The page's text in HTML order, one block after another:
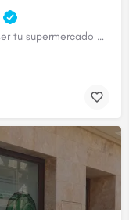
Déjate cuidar por La Despensa. Pasará a ser tu supermercado de confianza.